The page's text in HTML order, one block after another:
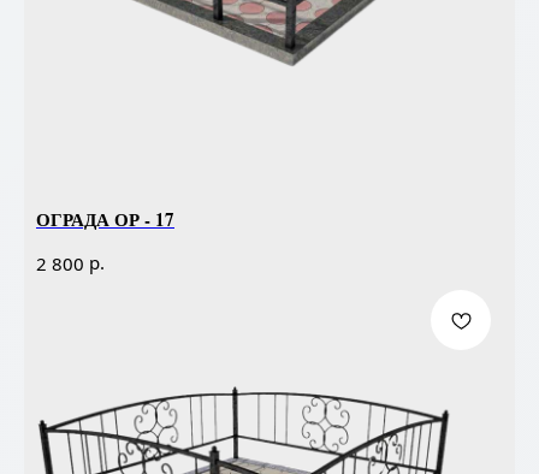
ОГРАДА ОР - 17
2 800 р.